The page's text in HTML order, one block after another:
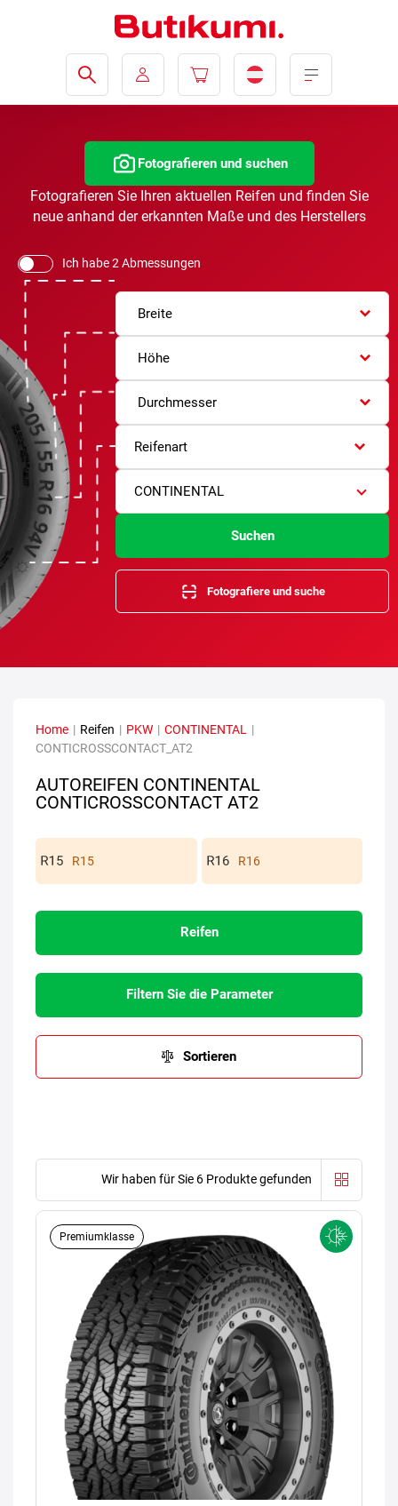
Fotografieren und suchen
Fotografieren Sie Ihren aktuellen Reifen und finden Sie
neue anhand der erkannten Maße und des Herstellers
Ich habe 2 Abmessungen
Breite
Höhe
Durchmesser
Reifenart
CONTINENTAL
Suchen
Fotografiere und suche
Home | Reifen | PKW | CONTINENTAL
|
CONTICROSSCONTACT_AT2
AUTOREIFEN CONTINENTAL
CONTICROSSCONTACT AT2
R15 R16
Reifen
Filtern Sie die Parameter
Sortieren
Wir haben für Sie 6 Produkte gefunden
Premiumklasse